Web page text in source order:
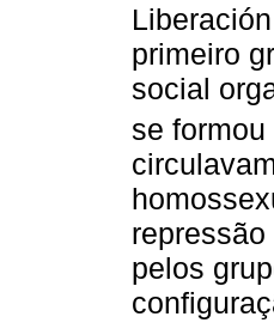
primeiro
social
se
pelos